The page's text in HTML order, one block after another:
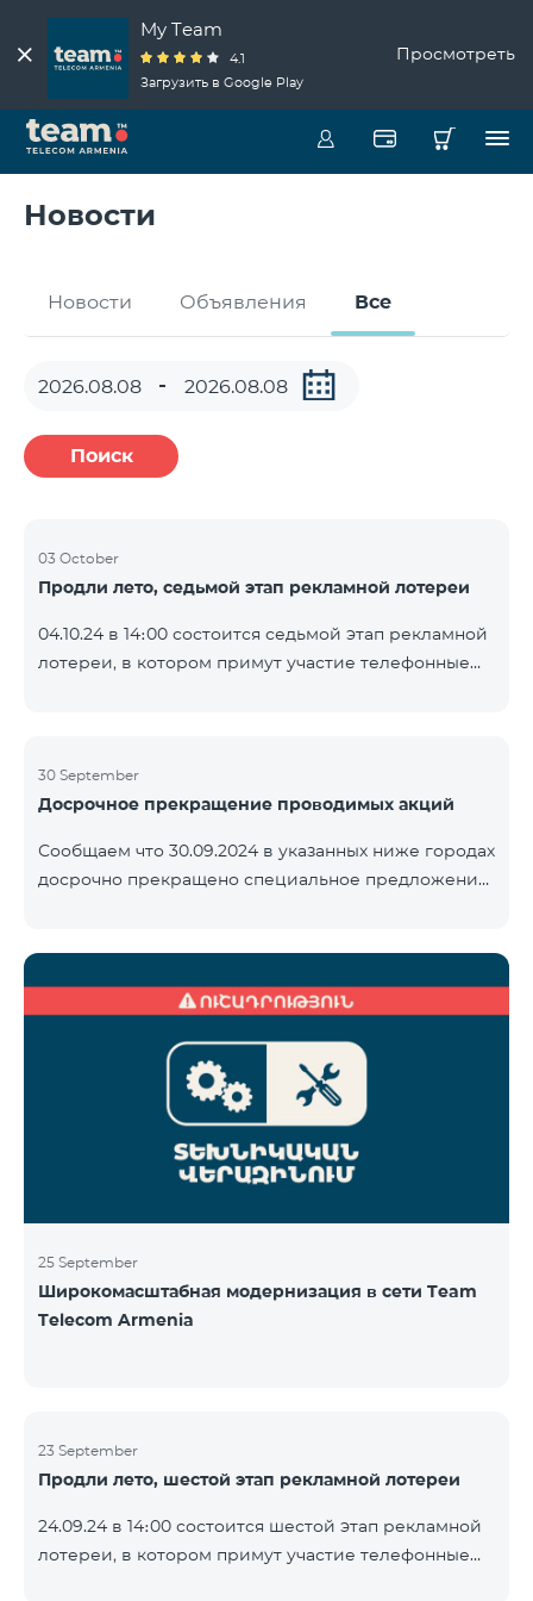
My Team
4.1
Загрузить в Google Play
Просмотреть
Новости
Новости Объявления Все
Поиск
03 October
Продли лето, седьмой этап рекламной лотереи
04.10.24 в 14։00 состоится седьмой этап рекламной
лотереи, в котором примут участие телефонные
Выигравшие номера телефонов будут выбраны с
помощью генератора случайных чисел. Следите за
YouTube. Подробнее:
https://www.telecomarmenia.am/ru/B2S
30 September
Досрочное прекращение проводимых акций
Сообщаем что 30.09.2024 в указанных ниже городах
досрочно прекращено специальное предложение,
9900. Вайк Чаренцаван Ванадзор
25 September
Широкомасштабная модернизация в сети Team
Telecom Armenia
23 September
Продли лето, шестой этап рекламной лотереи
24.09.24 в 14։00 состоится шестой этап рекламной
лотереи, в котором примут участие телефонные